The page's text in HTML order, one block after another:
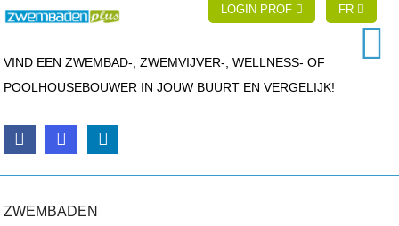
LOGIN PROF FR
VIND EEN ZWEMBAD-, ZWEMVIJVER-, WELLNESS- OF
POOLHOUSEBOUWER IN JOUW BUURT EN VERGELIJK!
ZWEMBADEN